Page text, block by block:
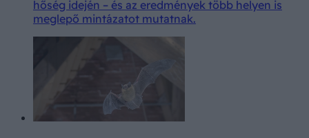
hőség idején – és az eredmények több helyen is
meglepő mintázatot mutatnak.